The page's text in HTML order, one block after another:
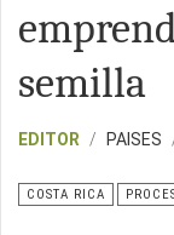
semilla
EDITOR PAISES
COSTA RICA